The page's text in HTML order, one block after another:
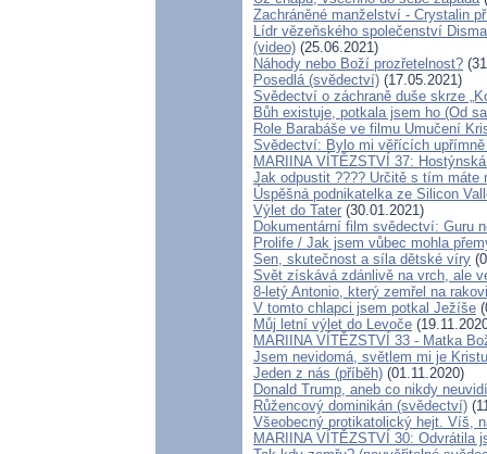
Zachráněné manželství - Crystalin
Lídr vězeňského společenství
(video) (25.06.2021)
Náhody nebo Boží prozřetelnost?
Posedlá (svědectví) (17.05.2021)
Svědectví o záchraně duše skrze
Bůh existuje, potkala jsem ho (Od
Role Barabáše ve filmu Umučení
Svědectví: Bylo mi věřících
MARIINA VÍTĚZSTVÍ 37:
Jak odpustit ???? Určitě s tím
Úspěšná podnikatelka ze Silicon
Výlet do Tater (30.01.2021)
Dokumentární film svědectví: Guru
Prolife / Jak jsem vůbec mohla
Sen, skutečnost a síla dětské víry
Svět získává zdánlivě na vrch, ale
8-letý Antonio, který zemřel na
V tomto chlapci jsem potkal Ježíše
Můj letní výlet do Levoče
MARIINA VÍTĚZSTVÍ 33 - Matka
Jsem nevidomá, světlem mi je
Jeden z nás (příběh) (01.11.2020)
Donald Trump, aneb co nikdy
Růžencový dominikán (svědectví)
Všeobecný protikatolický hejt. Víš,
MARIINA VÍTĚZSTVÍ 30: Odvrátila